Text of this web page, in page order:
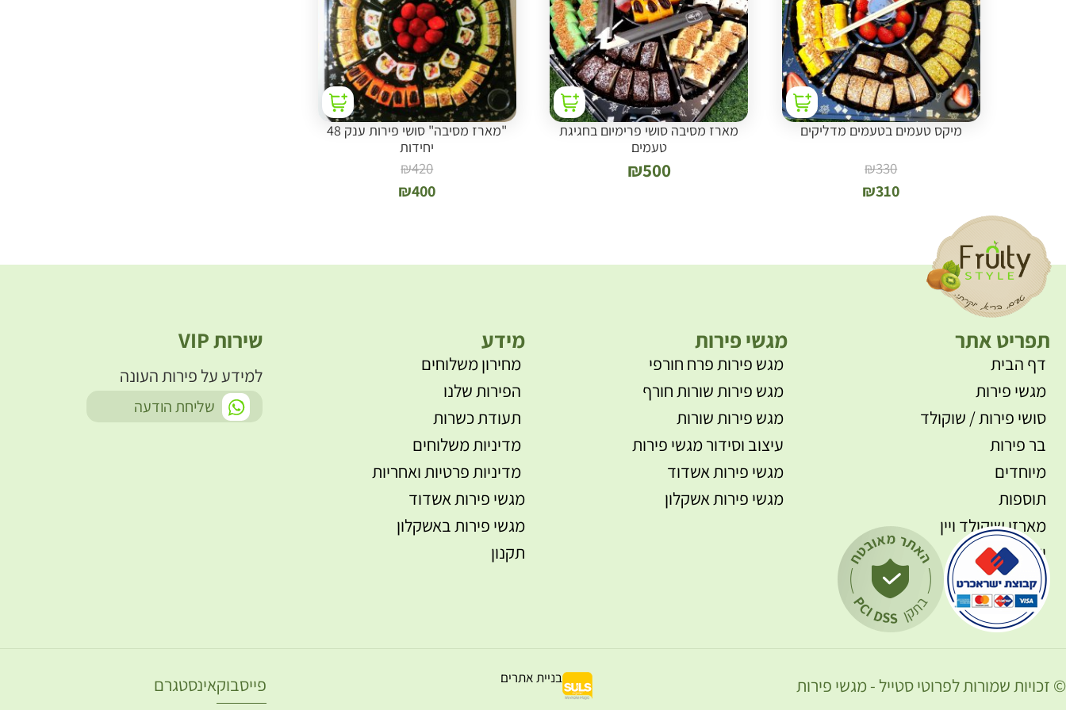
מיקס טעמים בטעמים מדליקים
₪330
₪310
מארז מסיבה סושי פרימיום בחגיגת
טעמים
₪500
"מארז מסיבה" סושי פירות ענק 48
יחידות
₪420
₪400
תפריט אתר
דף הבית
מגשי פירות
סושי פירות / שוקולד
בר פירות
מיוחדים
תוספות
מארזי שוקולד ויין
יצירת קשר
מגשי פירות
מגש פירות פרח חורפי
מגש פירות שורות חורף
מגש פירות שורות
עיצוב וסידור מגשי פירות
מגשי פירות אשדוד
מגשי פירות אשקלון
מידע
מחירון משלוחים
הפירות שלנו
תעודת כשרות
מדיניות משלוחים
מדיניות פרטיות ואחריות
מגשי פירות אשדוד
מגשי פירות באשקלון
תקנון
שירות VIP
למידע על פירות העונה
שליחת הודעה -
© זכויות שמורות לפרוטי סטייל - מגשי פירות בניית אתרים פייסבוקאינסטגרם